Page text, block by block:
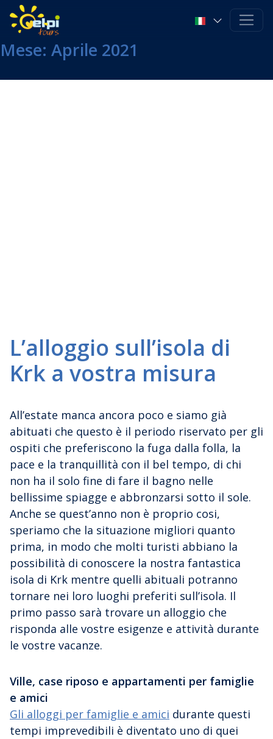
Mese: Aprile 2021
L’alloggio sull’isola di
Krk a vostra misura
All’estate manca ancora poco e siamo già
abituati che questo è il periodo riservato per gli
ospiti che preferiscono la fuga dalla folla, la
pace e la tranquillità con il bel tempo, di chi
non ha il solo fine di fare il bagno nelle
bellissime spiagge e abbronzarsi sotto il sole.
Anche se quest’anno non è proprio cosi,
speriamo che la situazione migliori quanto
prima, in modo che molti turisti abbiano la
possibilità di conoscere la nostra fantastica
isola di Krk mentre quelli abituali potranno
tornare nei loro luoghi preferiti sull’isola. Il
primo passo sarà trovare un alloggio che
risponda alle vostre esigenze e attività durante
le vostre vacanze.
Ville, case riposo e appartamenti per famiglie
e amici
Gli alloggi per famiglie e amici durante questi
tempi imprevedibili è diventato uno di quei